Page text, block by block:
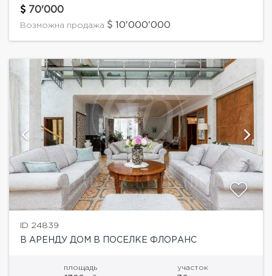
винная комната, бассейн 40 м, финская сауна и
мини спортзал.Оборудование...
70'000
Возможна продажа 10'000'000
ID 24839
В АРЕНДУ ДОМ В ПОСЕЛКЕ ФЛОРАНС
площадь участок